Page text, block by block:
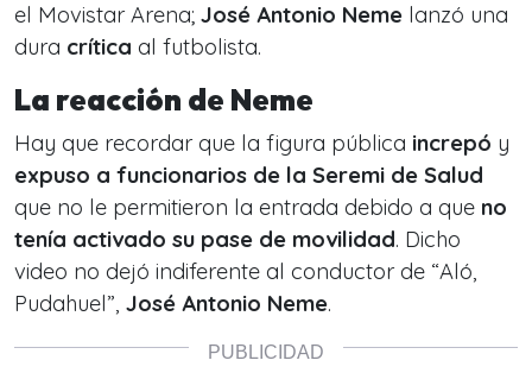
el Movistar Arena; José Antonio Neme lanzó una
dura crítica al futbolista.
La reacción de Neme
Hay que recordar que la figura pública increpó y
expuso a funcionarios de la Seremi de Salud
que no le permitieron la entrada debido a que no
tenía activado su pase de movilidad. Dicho
video no dejó indiferente al conductor de “Aló,
Pudahuel”, José Antonio Neme.